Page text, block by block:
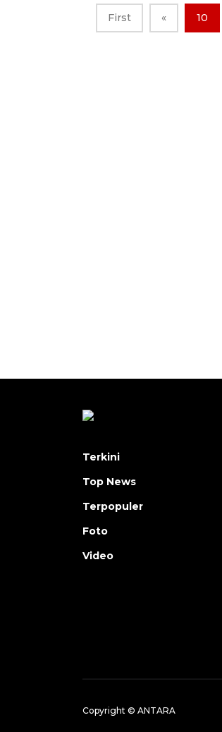
First « 10
Terkini
Top News
Terpopuler
Foto
Video
Copyright © ANTARA